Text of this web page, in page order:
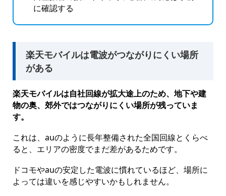
に確認する
楽天モバイルは電波がつながりにくい場所
がある
楽天モバイルは自社回線が拡大途上のため、地下や建
物の奥、郊外ではつながりにくい場所が残っていま
す。
これは、auのように長年整備された全国回線とくらべ
ると、エリアの密度でまだ差があるためです。
ドコモやauの安定した電波に慣れているほど、場所に
よっては違いを感じやすいかもしれません。